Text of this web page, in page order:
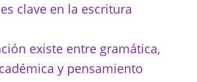
clave en la escritura
existe entre gramática,
y pensamiento